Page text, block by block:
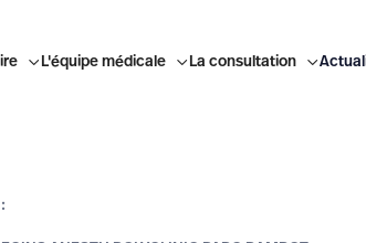
 L'équipe médicale  La consultation 